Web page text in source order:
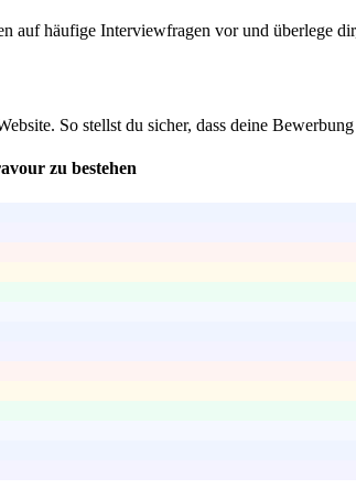
häufige Interviewfragen vor und überlege
So stellst du sicher, dass deine
zu bestehen